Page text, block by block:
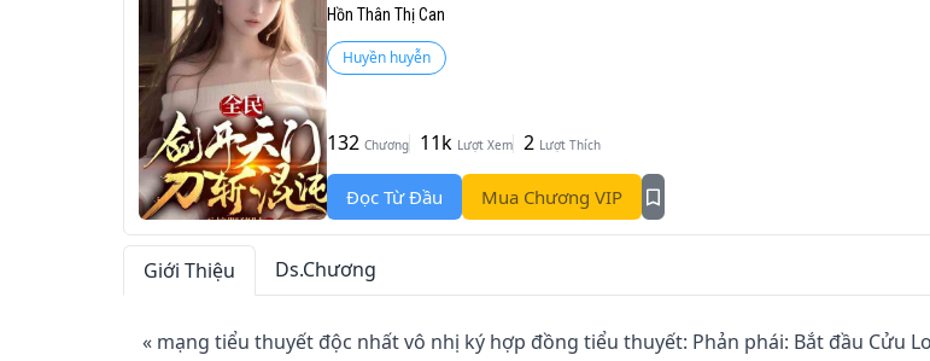
Hồn Thân Thị Can
Huyền huyễn
132 Chương 11k Lượt Xem 2 Lượt Thích
Đọc Từ Đầu Mua Chương VIP
Giới Thiệu Ds.Chương
« mạng tiểu thuyết độc nhất vô nhị ký hợp đồng tiểu thuyết: Phản phái: Bắt đầu Cửu